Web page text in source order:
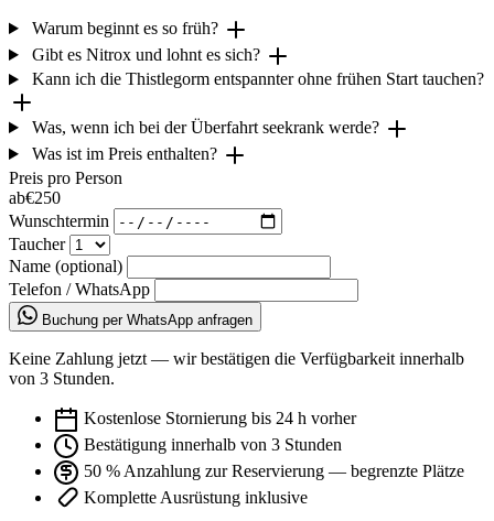
Warum beginnt es so früh?
Gibt es Nitrox und lohnt es sich?
Kann ich die Thistlegorm entspannter ohne frühen Start tauchen?
Was, wenn ich bei der Überfahrt seekrank werde?
Was ist im Preis enthalten?
Preis pro Person
ab€250
Wunschtermin
Taucher
Name (optional)
Telefon / WhatsApp
Buchung per WhatsApp anfragen
Keine Zahlung jetzt — wir bestätigen die Verfügbarkeit innerhalb
von 3 Stunden.
Kostenlose Stornierung bis 24 h vorher
Bestätigung innerhalb von 3 Stunden
50 % Anzahlung zur Reservierung — begrenzte Plätze
Komplette Ausrüstung inklusive